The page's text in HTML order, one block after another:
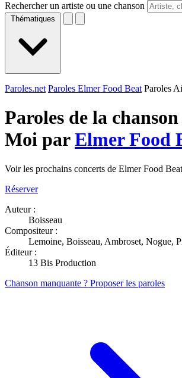
Rechercher un artiste ou une chanson
Thématiques
Paroles.net Paroles Elmer Food Beat Paroles
Paroles de la
Moi parElmer Food
Voir les prochains concerts de Elmer Food Beat
Réserver
Auteur :
Boisseau
Compositeur :
Lemoine, Boisseau, Ambroset, Nogue,
Éditeur :
13 Bis Production
Chanson manquante ? Proposer les paroles